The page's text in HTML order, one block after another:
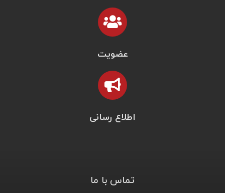
عضویت
اطلاع رسانی
تماس با ما